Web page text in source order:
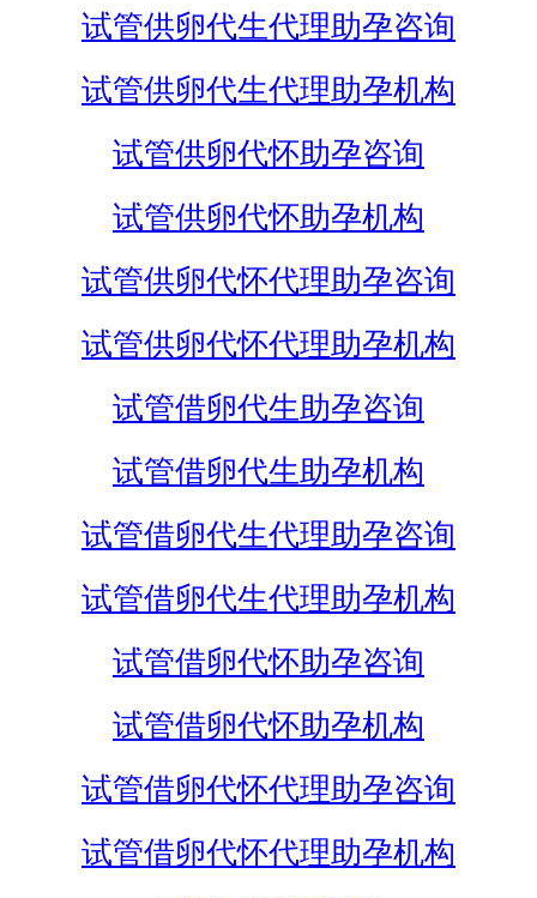
试管供卵代生代理助孕咨询
试管供卵代生代理助孕机构
试管供卵代怀助孕咨询
试管供卵代怀助孕机构
试管供卵代怀代理助孕咨询
试管供卵代怀代理助孕机构
试管借卵代生助孕咨询
试管借卵代生助孕机构
试管借卵代生代理助孕咨询
试管借卵代生代理助孕机构
试管借卵代怀助孕咨询
试管借卵代怀助孕机构
试管借卵代怀代理助孕咨询
试管借卵代怀代理助孕机构